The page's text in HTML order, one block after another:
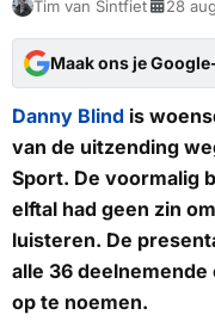
Tim van Sintfiet 28
Maak ons je
Danny Blind is
van de uitzending
Sport. De voormalig
elftal had geen zin
luisteren. De
alle 36 deelnemende
op te noemen.